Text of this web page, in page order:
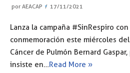
por AEACAP 17/11/2021
Lanza la campaña #SinRespiro
conmemoración este miércoles
Cáncer de Pulmón Bernard
insiste en…Read More »